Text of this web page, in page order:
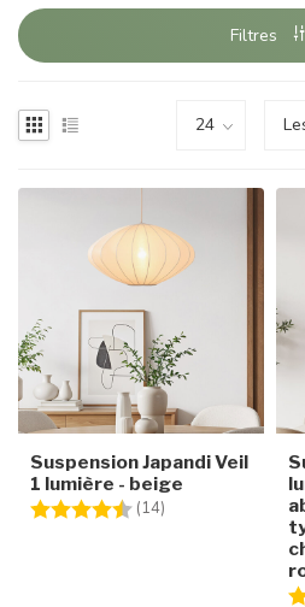
Filtres
Suspension Japandi Veil
1 lumière - beige
Note:
(14)